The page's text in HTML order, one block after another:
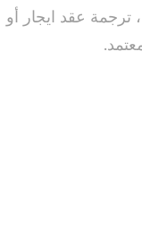
عقد ايجار أو